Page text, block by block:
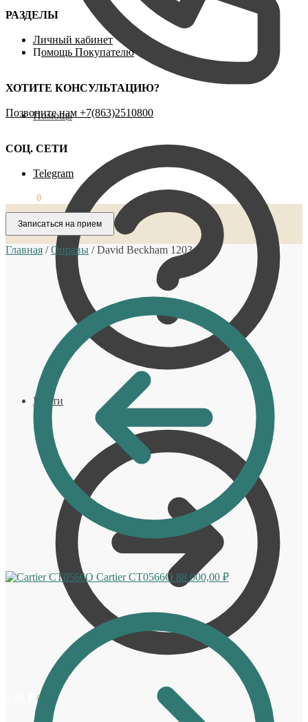
Помощь
Войти
0
РАЗДЕЛЫ
Личный кабинет
Помощь Покупателю
ХОТИТЕ КОНСУЛЬТАЦИЮ?
Позвоните нам ‪+7(863)2510800
СОЦ. СЕТИ
Telegram
0
Записаться на прием
Главная /Оправы /David Beckham 1203
Cartier CT0566O 88 000,00 ₽